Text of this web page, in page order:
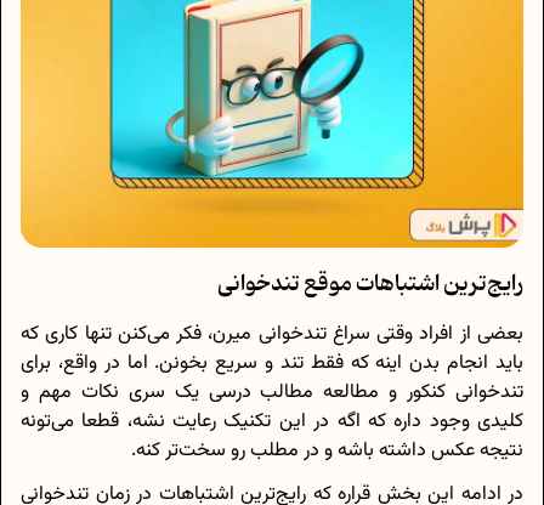
رایج‌ترین اشتباهات موقع تندخوانی
بعضی از افراد وقتی سراغ تندخوانی میرن، فکر می‌کنن تنها کاری که
باید انجام بدن اینه که فقط تند و سریع بخونن. اما در واقع، برای
تندخوانی کنکور و مطالعه مطالب درسی یک سری نکات مهم و
کلیدی وجود داره که اگه در این تکنیک رعایت نشه، قطعا می‌تونه
نتیجه عکس داشته باشه و در مطلب رو سخت‌تر کنه.
در ادامه این بخش قراره که رایج‌ترین اشتباهات در زمان تندخوانی